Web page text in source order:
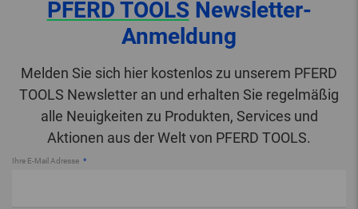
PFERD TOOLSNewsletter-
Anmeldung
Melden Sie sich hier kostenlos zu unserem PFERD
TOOLS Newsletter an und erhalten Sie regelmäßig
alle Neuigkeiten zu Produkten, Services und
Aktionen aus der Welt von PFERD TOOLS.
Ihre E-Mail Adresse